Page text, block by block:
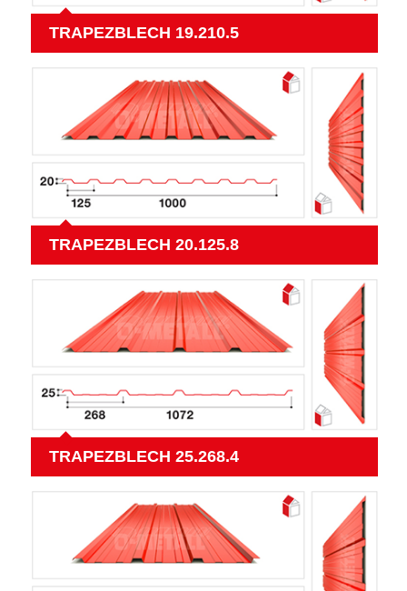
TRAPEZBLECH 19.210.5
TRAPEZBLECH 20.125.8
TRAPEZBLECH 25.268.4